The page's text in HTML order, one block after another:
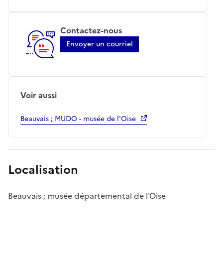
Contactez-nous
Envoyer un courriel
Voir aussi
Beauvais ; MUDO - musée de l'Oise
Localisation
Beauvais ; musée départemental de l'Oise